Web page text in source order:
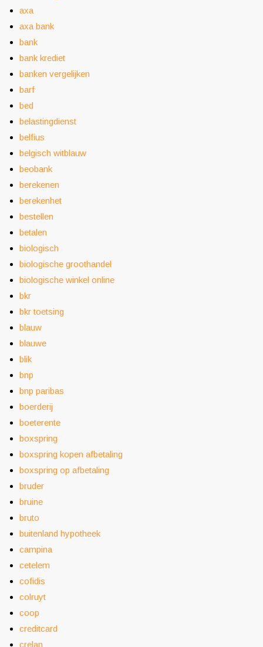
axa
axa bank
bank
bank krediet
banken vergelijken
barf
bed
belastingdienst
belfius
belgisch witblauw
beobank
berekenen
berekenhet
bestellen
betalen
biologisch
biologische groothandel
biologische winkel online
bkr
bkr toetsing
blauw
blauwe
blik
bnp
bnp paribas
boerderij
boeterente
boxspring
boxspring kopen afbetaling
boxspring op afbetaling
bruder
bruine
bruto
buitenland hypotheek
campina
cetelem
cofidis
colruyt
coop
creditcard
crelan